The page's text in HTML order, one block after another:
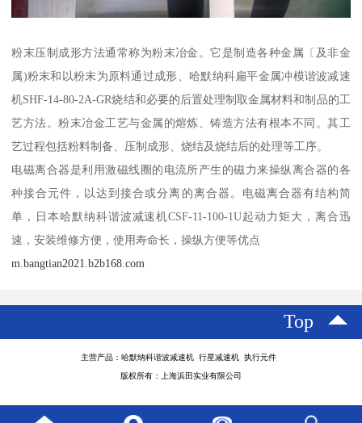
粉末压制成形方法通常称为粉末冶金。它是制造各种金属〔及非金
属)粉末和以粉末为原料通过成形、哈默纳科扁平金属冲模谐波减速
机SHF-14-80-2A-GR烧结和必要的后置处理制取金属材料和制品的工
艺方法。粉末冶金工艺与金属的熔炼、铸造方法有根本不同。其工
艺过程包括粉料制备、压制成形、烧结及烧结后的处理等工序。
电磁离合器是利用激磁线圈的电流所产生的磁力来操纵离合器的各
种接合元件，以达到接合或分离的离合器。电磁离合器有结构简
单，日本哈默纳科谐波减速机CSF-11-100-1U起动力矩大，离合迅
速，安装维修方便，使用寿命长，操纵方便等优点
m.bangtian2021.b2b168.com
Top
主营产品：哈默纳科谐波减速机 行星减速机 执行元件
版权所有：上海浜田实业有限公司